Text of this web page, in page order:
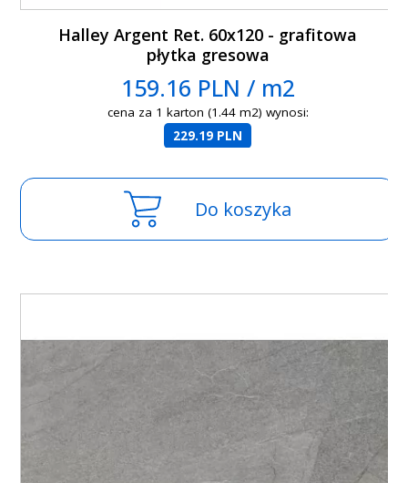
Halley Argent Ret. 60x120 - grafitowa
płytka gresowa
159.16 PLN / m2
cena za 1 karton (1.44 m2) wynosi:
229.19 PLN
Do koszyka